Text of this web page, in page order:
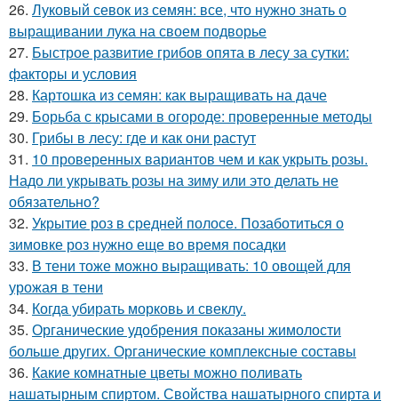
26. Луковый севок из семян: все, что нужно знать о
выращивании лука на своем подворье
27. Быстрое развитие грибов опята в лесу за сутки:
факторы и условия
28. Картошка из семян: как выращивать на даче
29. Борьба с крысами в огороде: проверенные методы
30. Грибы в лесу: где и как они растут
31. 10 проверенных вариантов чем и как укрыть розы.
Надо ли укрывать розы на зиму или это делать не
обязательно?
32. Укрытие роз в средней полосе. Позаботиться о
зимовке роз нужно еще во время посадки
33. В тени тоже можно выращивать: 10 овощей для
урожая в тени
34. Когда убирать морковь и свеклу.
35. Органические удобрения показаны жимолости
больше других. Органические комплексные составы
36. Какие комнатные цветы можно поливать
нашатырным спиртом. Свойства нашатырного спирта и